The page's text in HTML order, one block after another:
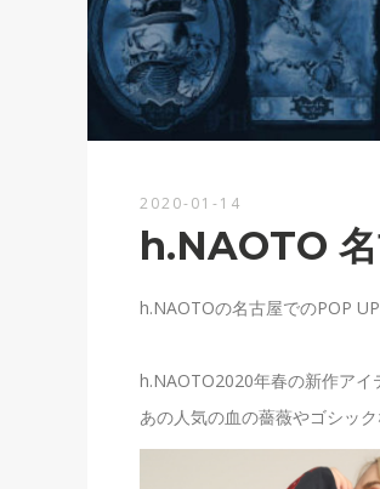
2020-01-14
h.NAOTO
h.NAOTOの名古屋でのPOP
h.NAOTO2020年春の新作ア
あの人気の血の薔薇やゴシッ